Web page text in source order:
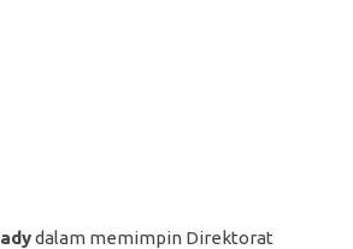
dalam memimpin Direktorat